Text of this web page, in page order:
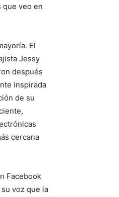
que veo en
El
Jessy
después
inspirada
de su
cercana
Facebook
voz que la